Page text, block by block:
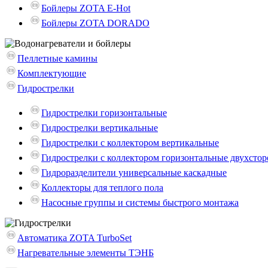
Бойлеры ZOTA E-Hot
Бойлеры ZOTA DORADO
Пеллетные камины
Комплектующие
Гидрострелки
Гидрострелки горизонтальные
Гидрострелки вертикальные
Гидрострелки с коллектором вертикальные
Гидрострелки с коллектором горизонтальные
Гидроразделители универсальные каскадные
Коллекторы для теплого пола
Насосные группы и системы быстрого монтажа
Автоматика ZOTA TurboSet
Нагревательные элементы ТЭНБ